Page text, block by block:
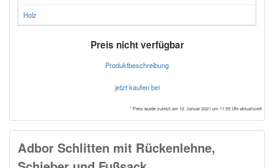
Holz
Preis nicht verfügbar
Produktbeschreibung
jetzt kaufen bei
* Preis wurde zuletzt am 13. Januar 2021 um 11:55 Uhr aktualisiert
Adbor Schlitten mit Rückenlehne,